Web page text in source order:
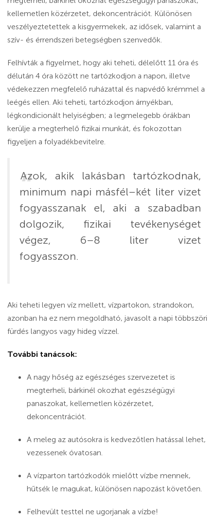
kellemetlen közérzetet, dekoncentrációt. Különösen
veszélyeztetettek a kisgyermekek, az idősek, valamint a
szív- és érrendszeri betegségben szenvedők.
Felhívták a figyelmet, hogy aki teheti, délelőtt 11 óra és
délután 4 óra között ne tartózkodjon a napon, illetve
védekezzen megfelelő ruházattal és napvédő krémmel a
leégés ellen. Aki teheti, tartózkodjon árnyékban,
légkondicionált helyiségben; a legmelegebb órákban
kerülje a megterhelő fizikai munkát, és fokozottan
figyeljen a folyadékbevitelre.
Azok, akik lakásban tartózkodnak,
minimum napi másfél–két liter vizet
fogyasszanak el, aki a szabadban
dolgozik, fizikai tevékenységet
végez, 6–8 liter vizet
fogyasszon.
Aki teheti legyen víz mellett, vízpartokon, strandokon,
azonban ha ez nem megoldható, javasolt a napi többszöri
fürdés langyos vagy hideg vízzel.
További tanácsok:
A nagy hőség az egészséges szervezetet is
megterheli, bárkinél okozhat egészségügyi
panaszokat, kellemetlen közérzetet,
dekoncentrációt.
A meleg az autósokra is kedvezőtlen hatással lehet,
vezessenek óvatosan.
A vízparton tartózkodók mielőtt vízbe mennek,
hűtsék le magukat, különösen napozást követően.
Felhevült testtel ne ugorjanak a vízbe!